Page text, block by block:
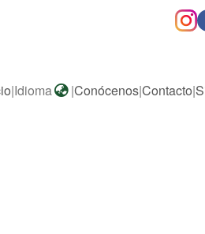
|Idioma |Conócenos|Contacto|